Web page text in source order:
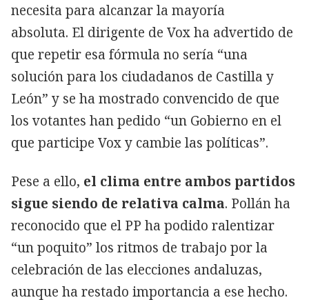
necesita para alcanzar la mayoría
absoluta. El dirigente de Vox ha advertido de
que repetir esa fórmula no sería “una
solución para los ciudadanos de Castilla y
León” y se ha mostrado convencido de que
los votantes han pedido “un Gobierno en el
que participe Vox y cambie las políticas”.
Pese a ello, el clima entre ambos partidos
sigue siendo de relativa calma. Pollán ha
reconocido que el PP ha podido ralentizar
“un poquito” los ritmos de trabajo por la
celebración de las elecciones andaluzas,
aunque ha restado importancia a ese hecho.